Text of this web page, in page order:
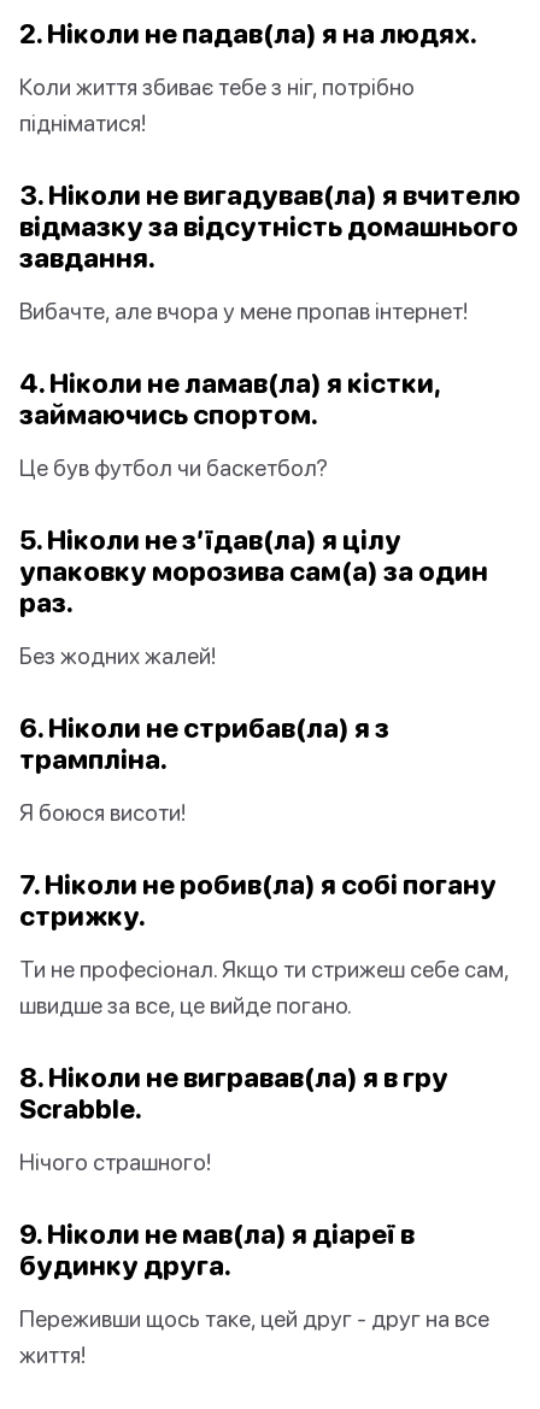
2. Ніколи не падав(ла) я на людях.
Коли життя збиває тебе з ніг, потрібно
підніматися!
3. Ніколи не вигадував(ла) я вчителю
відмазку за відсутність домашнього
завдання.
Вибачте, але вчора у мене пропав інтернет!
4. Ніколи не ламав(ла) я кістки,
займаючись спортом.
Це був футбол чи баскетбол?
5. Ніколи не з’їдав(ла) я цілу
упаковку морозива сам(а) за один
раз.
Без жодних жалей!
6. Ніколи не стрибав(ла) я з
трампліна.
Я боюся висоти!
7. Ніколи не робив(ла) я собі погану
стрижку.
Ти не професіонал. Якщо ти стрижеш себе сам,
швидше за все, це вийде погано.
8. Ніколи не вигравав(ла) я в гру
Scrabble.
Нічого страшного!
9. Ніколи не мав(ла) я діареї в
будинку друга.
Переживши щось таке, цей друг - друг на все
життя!